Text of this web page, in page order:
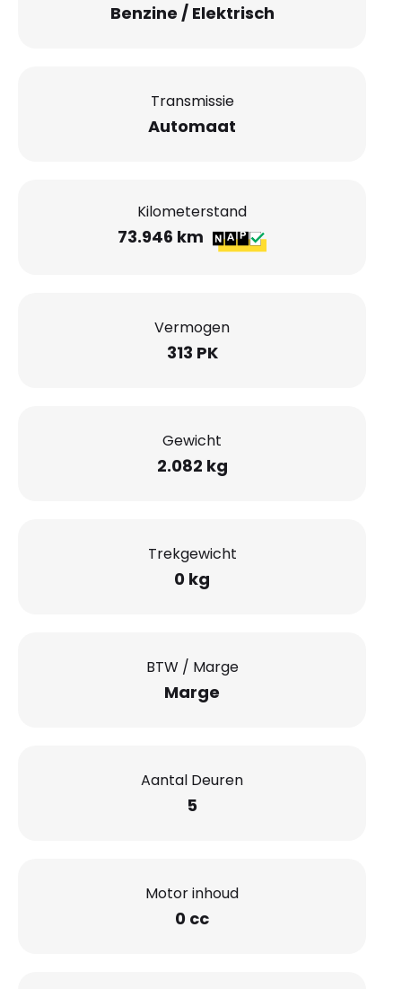
Benzine / Elektrisch
Transmissie
Automaat
Kilometerstand
73.946 km
Vermogen
313 PK
Gewicht
2.082 kg
Trekgewicht
0 kg
BTW / Marge
Marge
Aantal Deuren
5
Motor inhoud
0 cc